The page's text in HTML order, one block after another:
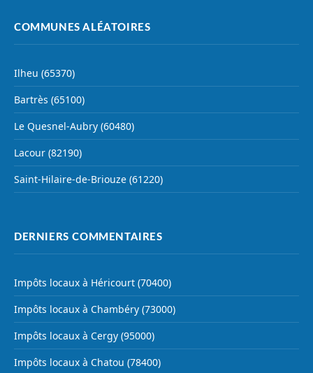
COMMUNES ALÉATOIRES
Ilheu (65370)
Bartrès (65100)
Le Quesnel-Aubry (60480)
Lacour (82190)
Saint-Hilaire-de-Briouze (61220)
DERNIERS COMMENTAIRES
Impôts locaux à Héricourt (70400)
Impôts locaux à Chambéry (73000)
Impôts locaux à Cergy (95000)
Impôts locaux à Chatou (78400)